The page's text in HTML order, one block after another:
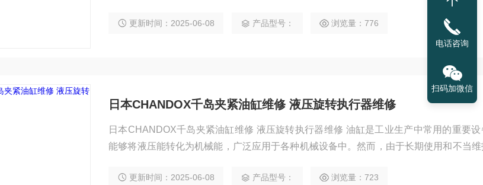
理以恢复其正常工作状态。下面从技术角度对旋转油缸的修理进行拓展讲解。 液压传动
油液作为工作介质，通过密封容积的变化来传递运动，通过油液内部的压力来传递动力
更新时间：2025-06-08 产品型号： 浏览量：776
日本CHANDOX千岛夹紧油缸维修 液压旋转执行器维修
日本CHANDOX千岛夹紧油缸维修 液压旋转执行器维修 油缸是工业生产中常用的重要
能够将液压能转化为机械能，广泛应用于各种机械设备中。然而，由于长期使用和不当
设备的正常运转。那么，油缸修复简单方法是什么呢? 检查油缸故障 在进行油缸修复之前，首先
更新时间：2025-06-08 产品型号： 浏览量：723
电话咨询
扫码加微信